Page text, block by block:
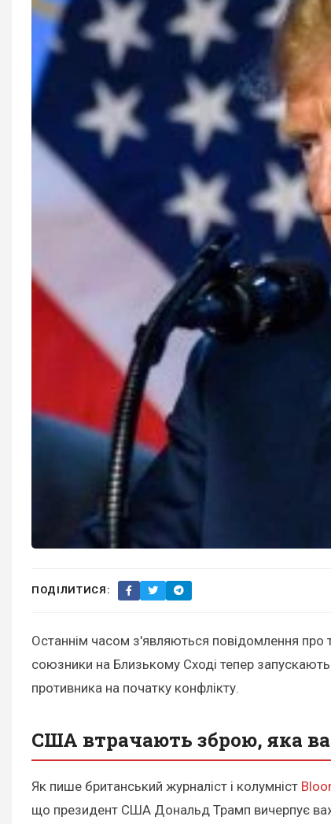
ПОДІЛИТИСЯ:
Останнім часом з'являються повідомлення про
союзники на Близькому Сході тепер запускають
противника на початку конфлікту.
США втрачають зброю, яка
Як пише британський журналіст і колумніст
що президент США Дональд Трамп вичерпує